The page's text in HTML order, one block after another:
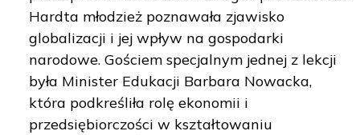
Hardta młodzież poznawała zjawisko
globalizacji i jej wpływ na gospodarki
narodowe. Gościem specjalnym jednej z lekcji
była Minister Edukacji Barbara Nowacka,
która podkreśliła rolę ekonomii i
przedsiębiorczości w kształtowaniu